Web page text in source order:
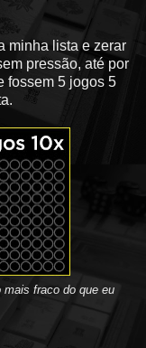
minha lista e zerar
pressão, até por
fossem 5 jogos 5
fraco do que eu